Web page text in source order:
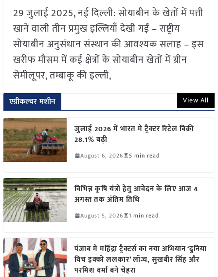
29 जुलाई 2025, नई दिल्ली: सोयाबीन के खेतों में पत्ती
खाने वाली तीन प्रमुख इल्लियाँ देखी गईं – राष्ट्रीय
सोयाबीन अनुसंधान संस्थान की आवश्यक सलाह – इस
खरीफ मौसम में कई क्षेत्रों के सोयाबीन खेतों में ग्रीन
सेमीलूपर, तम्बाकू की इल्ली,
एग्रीकल्चर मशीन View All
जुलाई 2026 में भारत में ट्रैक्टर रिटेल बिक्री
28.1% बढ़ी
August 6, 2026 5 min read
विभिन्न कृषि यंत्रों हेतु आवेदन के लिए आज 4
अगस्त तक अंतिम तिथि
August 5, 2026 1 min read
पंजाब में महिंद्रा ट्रैक्टर्स का नया अभियान ‘दुनिया
विच इक्को ललकार’ लॉन्च, सुखबीर सिंह और
परमिश वर्मा बने चेहरा